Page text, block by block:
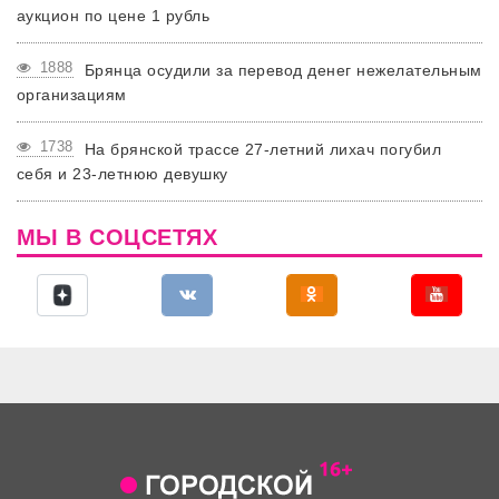
аукцион по цене 1 рубль
1888
Брянца осудили за перевод денег нежелательным
организациям
1738
На брянской трассе 27-летний лихач погубил
себя и 23-летнюю девушку
МЫ В СОЦСЕТЯХ